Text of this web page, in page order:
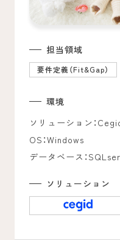
担当領域
要件定義（Fit&Gap）
環境
ソリューション：
OS：Windows
データベース：
ソリューション